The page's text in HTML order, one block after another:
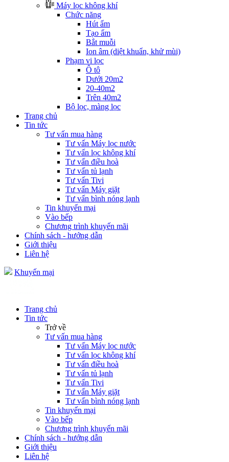
Máy lọc không khí
Chức năng
Hút ẩm
Tạo ẩm
Bắt muỗi
Ion âm (diệt khuẩn, khử mùi)
Phạm vi lọc
Ô tô
Dưới 20m2
20-40m2
Trên 40m2
Bộ lọc, màng lọc
Trang chủ
Tin tức
Tư vấn mua hàng
Tư vấn Máy lọc nước
Tư vấn lọc không khí
Tư vấn điều hoà
Tư vấn tủ lạnh
Tư vấn Tivi
Tư vấn Máy giặt
Tư vấn bình nóng lạnh
Tin khuyến mại
Vào bếp
Chương trình khuyến mãi
Chính sách - hướng dẫn
Giới thiệu
Liên hệ
Khuyến mại
Trang chủ
Tin tức
Trở về
Tư vấn mua hàng
Tư vấn Máy lọc nước
Tư vấn lọc không khí
Tư vấn điều hoà
Tư vấn tủ lạnh
Tư vấn Tivi
Tư vấn Máy giặt
Tư vấn bình nóng lạnh
Tin khuyến mại
Vào bếp
Chương trình khuyến mãi
Chính sách - hướng dẫn
Giới thiệu
Liên hệ